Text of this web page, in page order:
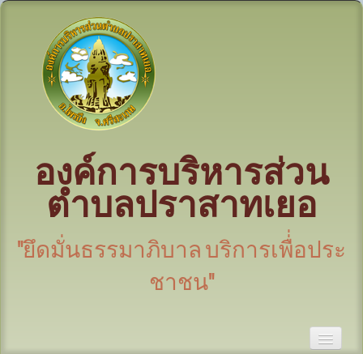
องค์การบริหารส่วน
ตำบลปราสาทเยอ
"ยึดมั่นธรรมาภิบาล บริการเพื่่อประ
ชาชน"